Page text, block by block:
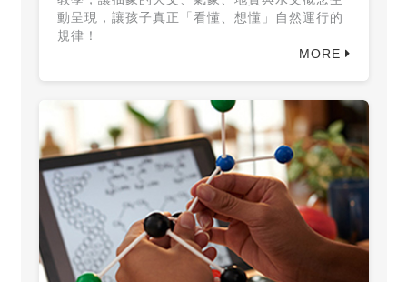
動呈現，讓孩子真正「看懂、想懂」自然運行的
規律！
MORE